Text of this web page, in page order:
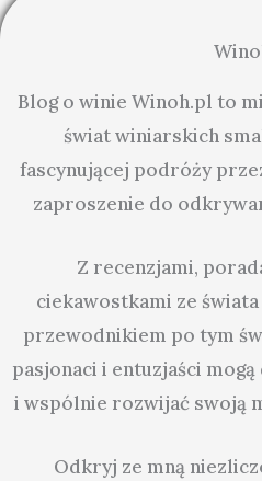
Blog o winie Winoh.pl to
świat winiarskich
fascynującej podróży
zaproszenie do
Z recenzjami,
ciekawostkami ze
przewodnikiem po tym
pasjonaci i entuzjaści
i wspólnie rozwijać swoją
Odkryj ze mną